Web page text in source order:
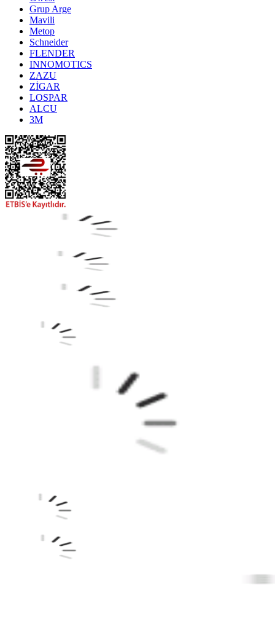
Grup Arge
Mavili
Metop
Schneider
FLENDER
INNOMOTICS
ZAZU
ZİGAR
LOSPAR
ALCU
3M